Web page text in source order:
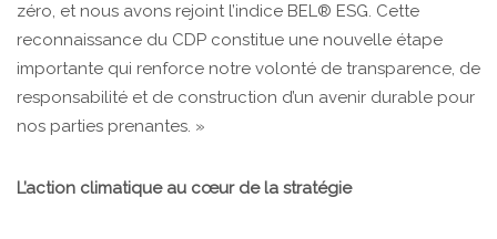
zéro, et nous avons rejoint l’indice BEL® ESG. Cette
reconnaissance du CDP constitue une nouvelle étape
importante qui renforce notre volonté de transparence, de
responsabilité et de construction d’un avenir durable pour
nos parties prenantes. »
L’action climatique au cœur de la stratégie